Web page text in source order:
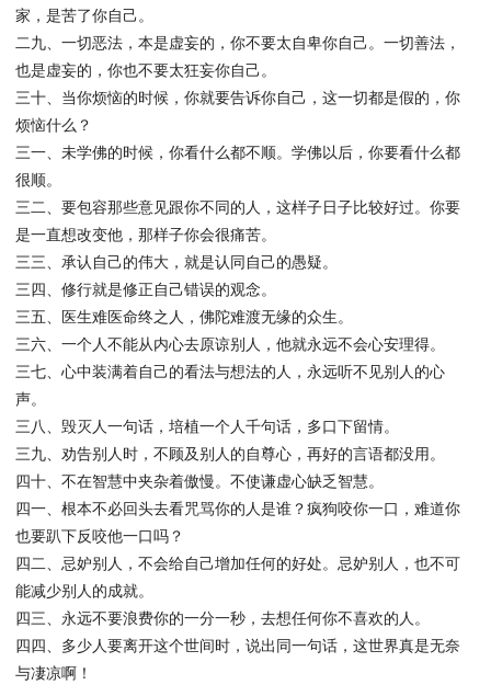
家，是苦了你自己。
二九、一切恶法，本是虚妄的，你不要太自卑你自己。一切善法，
也是虚妄的，你也不要太狂妄你自己。
三十、当你烦恼的时候，你就要告诉你自己，这一切都是假的，你
烦恼什么？
三一、未学佛的时候，你看什么都不顺。学佛以后，你要看什么都
很顺。
三二、要包容那些意见跟你不同的人，这样子日子比较好过。你要
是一直想改变他，那样子你会很痛苦。
三三、承认自己的伟大，就是认同自己的愚疑。
三四、修行就是修正自己错误的观念。
三五、医生难医命终之人，佛陀难渡无缘的众生。
三六、一个人不能从内心去原谅别人，他就永远不会心安理得。
三七、心中装满着自己的看法与想法的人，永远听不见别人的心
声。
三八、毁灭人一句话，培植一个人千句话，多口下留情。
三九、劝告别人时，不顾及别人的自尊心，再好的言语都没用。
四十、不在智慧中夹杂着傲慢。不使谦虚心缺乏智慧。
四一、根本不必回头去看咒骂你的人是谁？疯狗咬你一口，难道你
也要趴下反咬他一口吗？
四二、忌妒别人，不会给自己增加任何的好处。忌妒别人，也不可
能减少别人的成就。
四三、永远不要浪费你的一分一秒，去想任何你不喜欢的人。
四四、多少人要离开这个世间时，说出同一句话，这世界真是无奈
与凄凉啊！